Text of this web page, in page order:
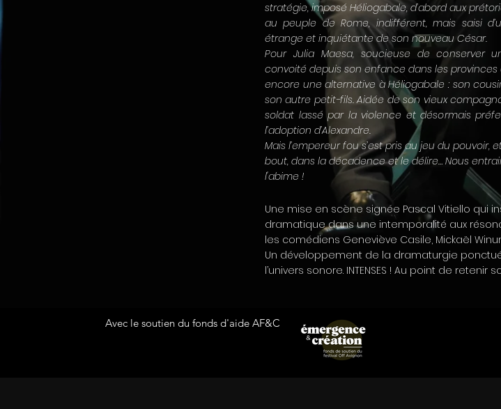
stratégie, imposé Héliogabale, d’abord aux
au peuple de Rome, indifférent, mais saisi
étrange et inquiétante de son nouveau César.
Pour Julia Maesa, soucieuse de conserver
convoité depuis son enfance dans les provinces
encore une alternative à Héliogabale : son
son autre petit-fils. Aidée de son vieux
soldat lassé par la violence et désormais
l’adoption d’Alexandre.
Mais l’empereur fou s’est pris au jeu du pouvoir,
bout, dans la décadence et le délire… Nous
l'abime !
Une mise en scène signée Pascal Vitiello qui
dramatique dans une intemporalité aux
les comédiens Geneviève Casile, Mickaël
Un développement de la dramaturgie
l’univers sonore. INTENSES ! Au point de retenir
Avec le soutien du fonds d'aide AF&C